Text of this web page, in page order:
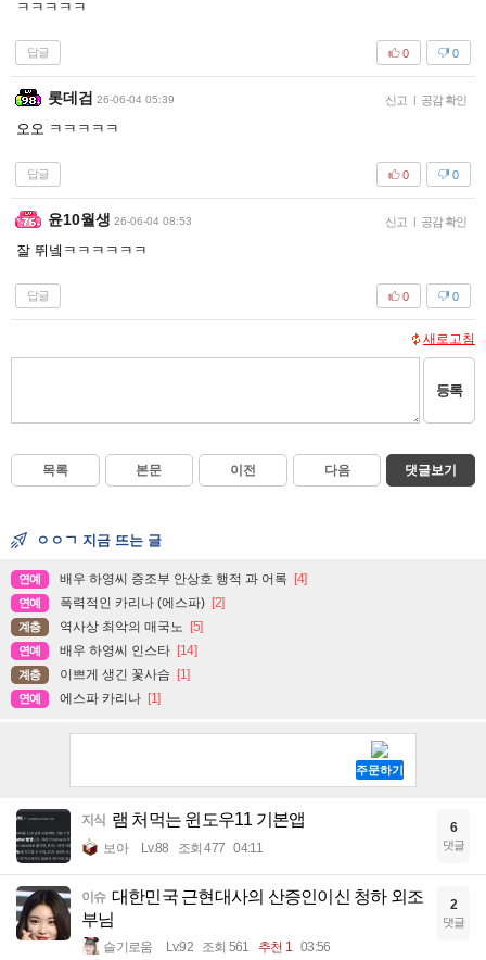
ㅋㅋㅋㅋㅋ
답글 0
0
롯데검 26-06-04 05:39 신고 | 공감 확인
오오 ㅋㅋㅋㅋㅋ
답글 0
0
윤10월생 26-06-04 08:53 신고 | 공감 확인
잘 뛰넼ㅋㅋㅋㅋㅋㅋ
답글 0
0
새로고침
등록
목록 본문 이전 다음 댓글보기
ㅇㅇㄱ 지금 뜨는 글
연예 배우 하영씨 증조부 안상호 행적 과 어록 [4]
연예 폭력적인 카리나 (에스파) [2]
계층 역사상 최악의 매국노 [5]
연예 배우 하영씨 인스타 [14]
계층 이쁘게 생긴 꽃사슴 [1]
연예 에스파 카리나 [1]
지식 램 처먹는 윈도우11 기본앱
보아 Lv.88 조회 477 04:11
6
댓글
이슈 대한민국 근현대사의 산증인이신 청하 외조
부님
슬기로움 Lv.92 조회 561 추천 1 03:56
2
댓글